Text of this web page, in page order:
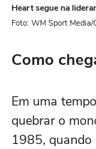
Heart segue na
Foto: WM Sport Media/
Como
Em uma
quebrar o
1985, quando